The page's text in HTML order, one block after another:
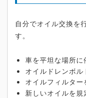
自分でオイル交換を
す。
車を平坦な場所
オイルドレンボ
オイルフィルター
新しいオイルを規